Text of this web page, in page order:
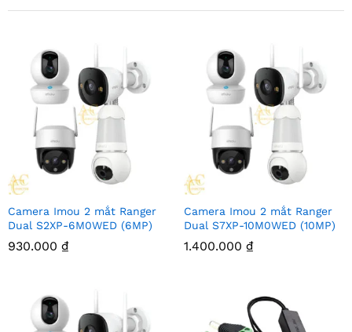
Camera Imou 2 mắt Ranger
Dual S2XP-6M0WED (6MP)
930.000 ₫
Camera Imou 2 mắt Ranger
Dual S7XP-10M0WED (10MP)
1.400.000 ₫